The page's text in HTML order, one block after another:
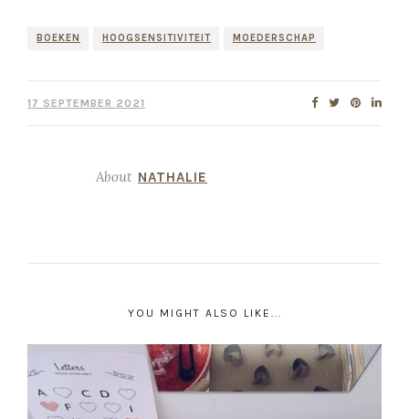
BOEKEN HOOGSENSITIVITEIT MOEDERSCHAP
17 SEPTEMBER 2021
About NATHALIE
YOU MIGHT ALSO LIKE...